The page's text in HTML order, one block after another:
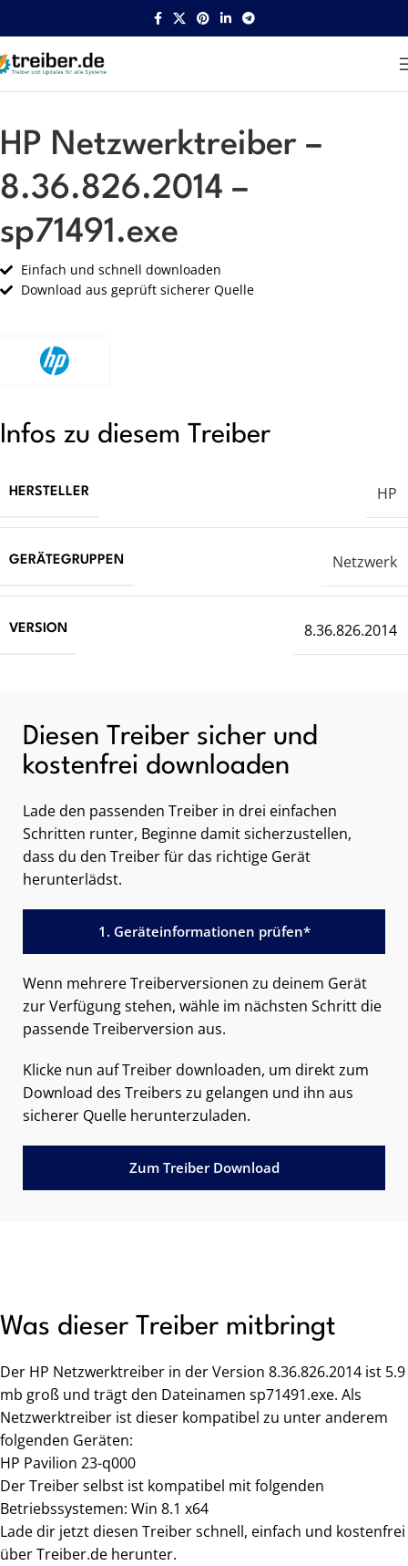
Startseite HP Netzwerk
HP Netzwerktreiber –
8.36.826.2014 –
sp71491.exe
Einfach und schnell downloaden
Download aus geprüft sicherer Quelle
Infos zu diesem Treiber
HERSTELLER HP
GERÄTEGRUPPEN Netzwerk
VERSION 8.36.826.2014
Diesen Treiber sicher und
kostenfrei downloaden
Lade den passenden Treiber in drei einfachen
Schritten runter, Beginne damit sicherzustellen,
dass du den Treiber für das richtige Gerät
herunterlädst.
1. Geräteinformationen prüfen*
Wenn mehrere Treiberversionen zu deinem Gerät
zur Verfügung stehen, wähle im nächsten Schritt die
passende Treiberversion aus.
Klicke nun auf Treiber downloaden, um direkt zum
Download des Treibers zu gelangen und ihn aus
sicherer Quelle herunterzuladen.
Zum Treiber Download
Was dieser Treiber mitbringt
Der HP Netzwerktreiber in der Version 8.36.826.2014 ist 5.9
mb groß und trägt den Dateinamen sp71491.exe. Als
Netzwerktreiber ist dieser kompatibel zu unter anderem
folgenden Geräten:
HP Pavilion 23-q000
Der Treiber selbst ist kompatibel mit folgenden
Betriebssystemen: Win 8.1 x64
Lade dir jetzt diesen Treiber schnell, einfach und kostenfrei
über Treiber.de herunter.